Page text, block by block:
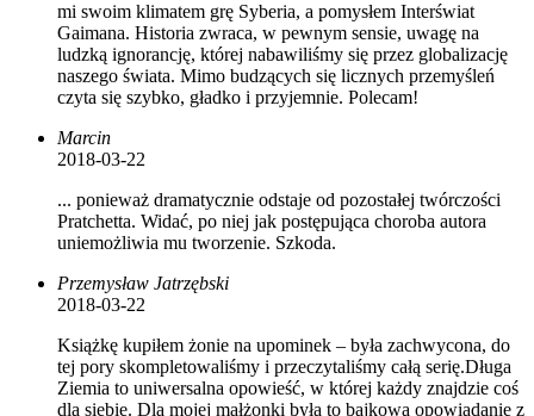
mi swoim klimatem grę Syberia, a pomysłem Interświat
Gaimana. Historia zwraca, w pewnym sensie, uwagę na
ludzką ignorancję, której nabawiliśmy się przez globalizację
naszego świata. Mimo budzących się licznych przemyśleń
czyta się szybko, gładko i przyjemnie. Polecam!
Marcin
2018-03-22
... ponieważ dramatycznie odstaje od pozostałej twórczości
Pratchetta. Widać, po niej jak postępująca choroba autora
uniemożliwia mu tworzenie. Szkoda.
Przemysław Jatrzębski
2018-03-22
Książkę kupiłem żonie na upominek – była zachwycona, do
tej pory skompletowaliśmy i przeczytaliśmy całą serię.Długa
Ziemia to uniwersalna opowieść, w której każdy znajdzie coś
dla siebie. Dla mojej małżonki była to bajkowa opowiadanie z